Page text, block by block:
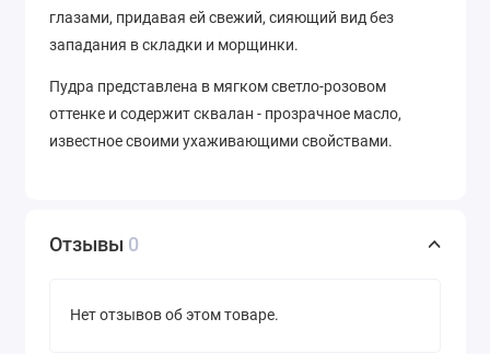
глазами, придавая ей свежий, сияющий вид без
западания в складки и морщинки.
Пудра представлена в мягком светло-розовом
оттенке и содержит сквалан - прозрачное масло,
известное своими ухаживающими свойствами.
Отзывы 0
Нет отзывов об этом товаре.